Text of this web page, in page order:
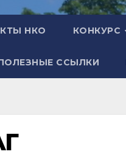
НКО КОНКУРС
ССЫЛКИ